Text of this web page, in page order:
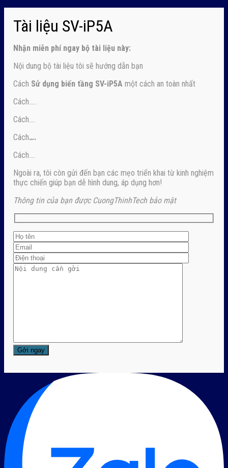
Tài liệu SV-iP5A
Nhận miễn phí ngay bộ tài liệu này:
Nội dung bộ tài liệu tôi sẽ hướng dẫn bạn
Cách Sử dụng biến tầng SV-iP5A một cách an toàn nhất
Cách…..
Cách….
Cách….
Cách….
Ngoài ra, tôi còn gửi đến bạn các mẹo triển khai từ kinh nghiệm
thực chiến giúp bạn dễ hình dung, áp dụng hơn!
Thông tin của bạn được CuongThinhTech bảo mật